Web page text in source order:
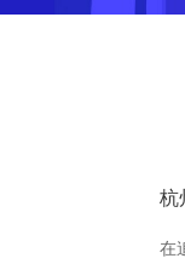
杭
在